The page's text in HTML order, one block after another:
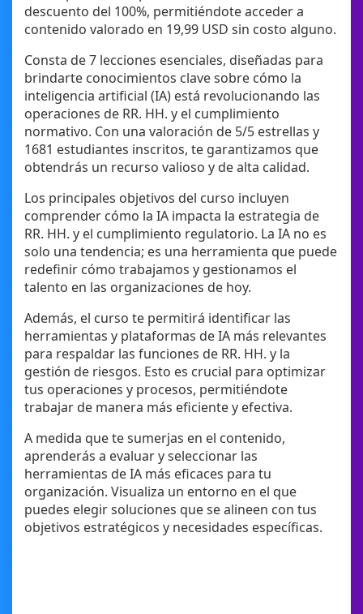
descuento del 100%, permitiéndote acceder a
contenido valorado en 19,99 USD sin costo alguno.
Consta de 7 lecciones esenciales, diseñadas para
brindarte conocimientos clave sobre cómo la
inteligencia artificial (IA) está revolucionando las
operaciones de RR. HH. y el cumplimiento
normativo. Con una valoración de 5/5 estrellas y
1681 estudiantes inscritos, te garantizamos que
obtendrás un recurso valioso y de alta calidad.
Los principales objetivos del curso incluyen
comprender cómo la IA impacta la estrategia de
RR. HH. y el cumplimiento regulatorio. La IA no es
solo una tendencia; es una herramienta que puede
redefinir cómo trabajamos y gestionamos el
talento en las organizaciones de hoy.
Además, el curso te permitirá identificar las
herramientas y plataformas de IA más relevantes
para respaldar las funciones de RR. HH. y la
gestión de riesgos. Esto es crucial para optimizar
tus operaciones y procesos, permitiéndote
trabajar de manera más eficiente y efectiva.
A medida que te sumerjas en el contenido,
aprenderás a evaluar y seleccionar las
herramientas de IA más eficaces para tu
organización. Visualiza un entorno en el que
puedes elegir soluciones que se alineen con tus
objetivos estratégicos y necesidades específicas.